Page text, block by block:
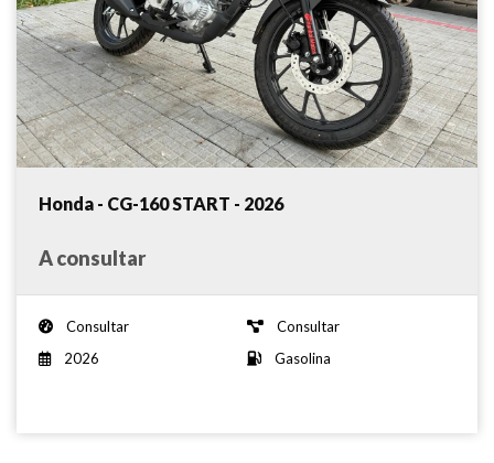
Honda - CG-160 START - 2026
A consultar
Consultar
Consultar
2026
Gasolina